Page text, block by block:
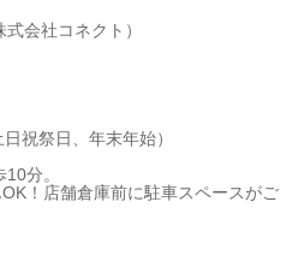
会社コネクト）
祝祭日、年末年始）
分。
！店舗倉庫前に駐車スペースがご